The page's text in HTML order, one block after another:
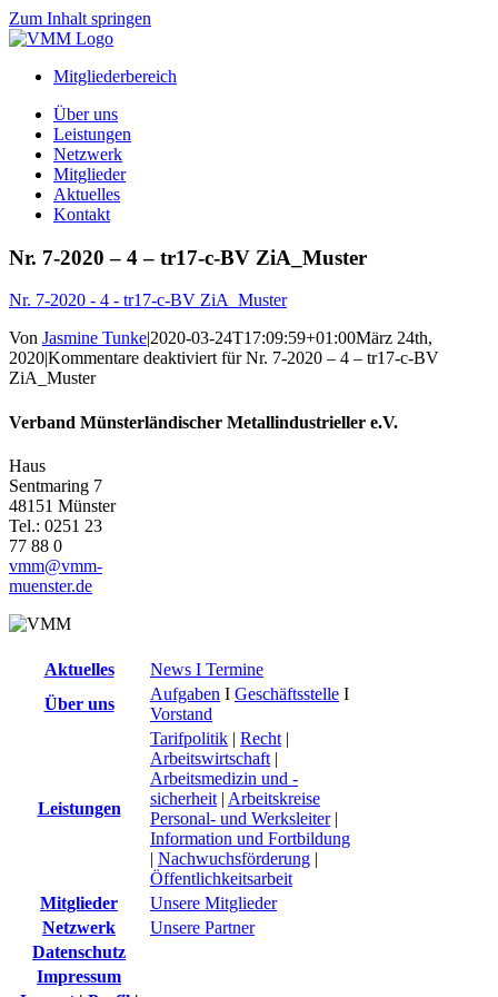
Zum Inhalt springen
Mitgliederbereich
Über uns
Leistungen
Netzwerk
Mitglieder
Aktuelles
Kontakt
Nr. 7-2020 – 4 – tr17-c-BV ZiA_Muster
Nr. 7-2020 - 4 - tr17-c-BV ZiA_Muster
Von Jasmine Tunke|2020-03-24T17:09:59+01:00März 24th,
2020|Kommentare deaktiviertfür Nr. 7-2020 – 4 – tr17-c-BV
ZiA_Muster
Verband Münsterländischer Metallindustrieller e.V.
Haus
Sentmaring 7
48151 Münster
Tel.: 0251 23
77 88 0
vmm@vmm-
muenster.de
Aktuelles
News I Termine
Über uns
Aufgaben I Geschäftsstelle I
Vorstand
Leistungen
Tarifpolitik | Recht |
Arbeitswirtschaft |
Arbeitsmedizin und -
sicherheit | Arbeitskreise
Personal- und Werksleiter|
Information und Fortbildung
| Nachwuchsförderung |
Öffentlichkeitsarbeit
Mitglieder
Unsere Mitglieder
Netzwerk
Unsere Partner
Datenschutz
Impressum